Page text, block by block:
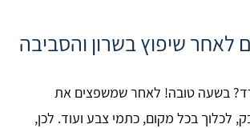
לאחר שיפוץ בשרון והסביבה
בשעה טובה! לאחר שמשפצים את
לכלוך בכל מקום, כתמי צבע ועוד. לכן,